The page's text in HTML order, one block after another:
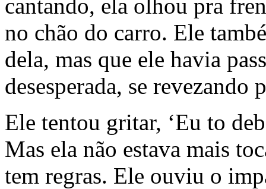
cantando, ela olhou pra
no chão do carro. Ele
dela, mas que ele havia
desesperada, se
Ele tentou gritar, ‘Eu to
Mas ela não estava mais
tem regras. Ele ouviu o